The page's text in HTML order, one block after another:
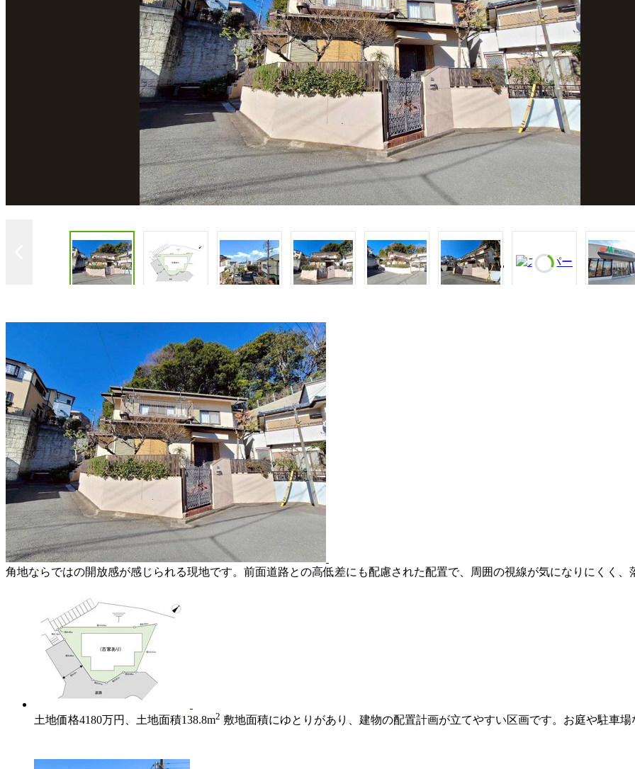
角地ならではの開放感が感じられる現地です。前面道路との高低差にも配慮された配置で
が気になりにくく、落ち着いた住環境です。
角地ならではの開放感が感じられる現地です。前面道路との高低差にも配慮された配置で、周囲の視線が気になりにくく、
土地価格4180万円、土地面積138.8m2 敷地面積にゆとりがあり、建物の配置計画が立てやすい区画です。お庭や駐車